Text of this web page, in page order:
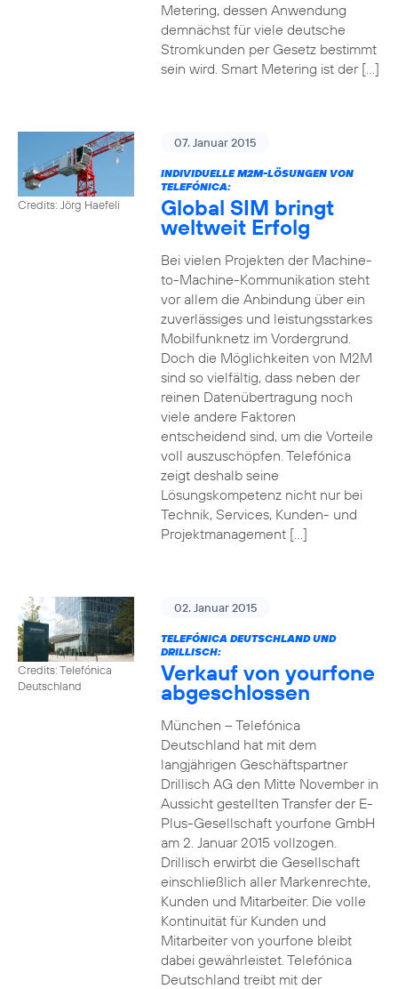
Metering, dessen Anwendung
demnächst für viele deutsche
Stromkunden per Gesetz bestimmt
sein wird. Smart Metering ist der […]
Credits: Jörg Haefeli
07. Januar 2015
INDIVIDUELLE M2M-LÖSUNGEN VON
TELEFÓNICA:
Global SIM bringt
weltweit Erfolg
Bei vielen Projekten der Machine-
to-Machine-Kommunikation steht
vor allem die Anbindung über ein
zuverlässiges und leistungsstarkes
Mobilfunknetz im Vordergrund.
Doch die Möglichkeiten von M2M
sind so vielfältig, dass neben der
reinen Datenübertragung noch
viele andere Faktoren
entscheidend sind, um die Vorteile
voll auszuschöpfen. Telefónica
zeigt deshalb seine
Lösungskompetenz nicht nur bei
Technik, Services, Kunden- und
Projektmanagement […]
Credits: Telefónica
Deutschland
02. Januar 2015
TELEFÓNICA DEUTSCHLAND UND
DRILLISCH:
Verkauf von yourfone
abgeschlossen
München – Telefónica
Deutschland hat mit dem
langjährigen Geschäftspartner
Drillisch AG den Mitte November in
Aussicht gestellten Transfer der E-
Plus-Gesellschaft yourfone GmbH
am 2. Januar 2015 vollzogen.
Drillisch erwirbt die Gesellschaft
einschließlich aller Markenrechte,
Kunden und Mitarbeiter. Die volle
Kontinuität für Kunden und
Mitarbeiter von yourfone bleibt
dabei gewährleistet. Telefónica
Deutschland treibt mit der